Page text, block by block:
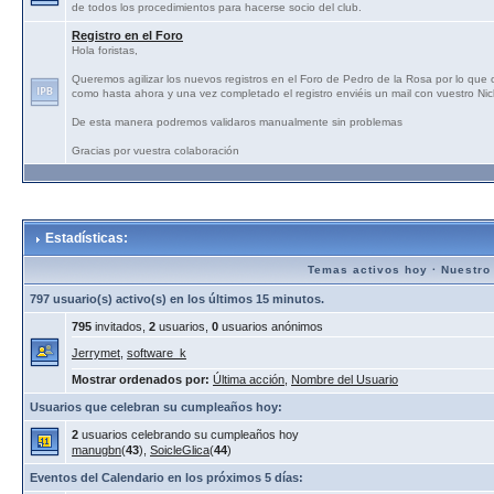
de todos los procedimientos para hacerse socio del club.
Registro en el Foro
Hola foristas,
Queremos agilizar los nuevos registros en el Foro de Pedro de la Rosa por lo
como hasta ahora y una vez completado el registro enviéis un mail con vuestro
De esta manera podremos validaros manualmente sin problemas
Gracias por vuestra colaboración
Estadísticas:
Temas activos hoy · Nuestro
797 usuario(s) activo(s) en los últimos 15 minutos.
795 invitados, 2 usuarios, 0 usuarios anónimos
Jerrymet software_k
Mostrar ordenados por: Última acción Nombre del Usuario
Usuarios que celebran su cumpleaños hoy:
2 usuarios celebrando su cumpleaños hoy
manugbn(43), SoicleGlica(44)
Eventos del Calendario en los próximos 5 días: